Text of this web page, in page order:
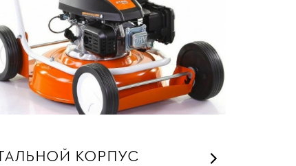
КОРПУС